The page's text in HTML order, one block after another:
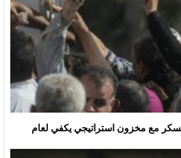
مع مخزون استراتيجي يكفي لعام